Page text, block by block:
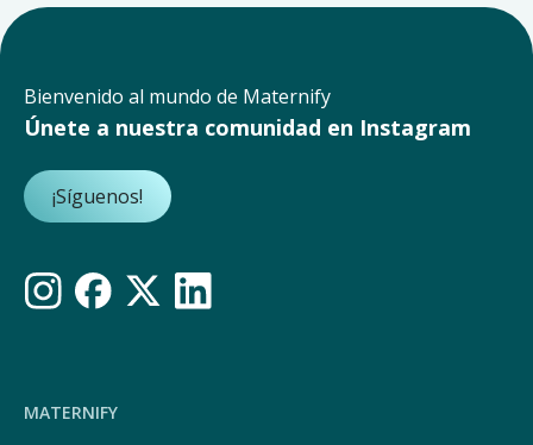
Bienvenido al mundo de Maternify
Únete a nuestra comunidad en Instagram
¡Síguenos!
MATERNIFY